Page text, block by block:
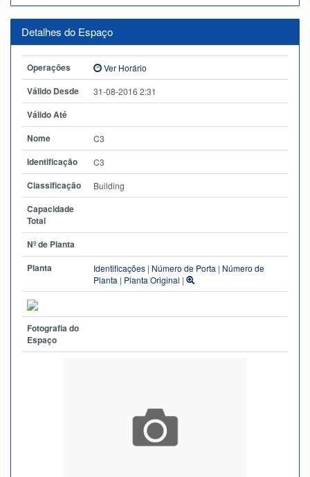
Detalhes do Espaço
Operações Ver Horário
Válido Desde 31-08-2016 2:31
Válido Até
Nome
C3
Identificação C3
Classificação Building
Capacidade
Total
Nº de Planta
Planta
Identificações | Número de Porta | Número de
Planta | Planta Original |
Fotografia do
Espaço